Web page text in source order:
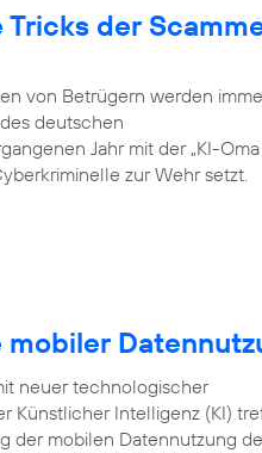
der
von Betrügern werden
deutschen
Jahr mit der „KI-Oma
zur Wehr setzt.
neuer technologischer
Künstlicher Intelligenz (KI)
der mobilen Datennutzung